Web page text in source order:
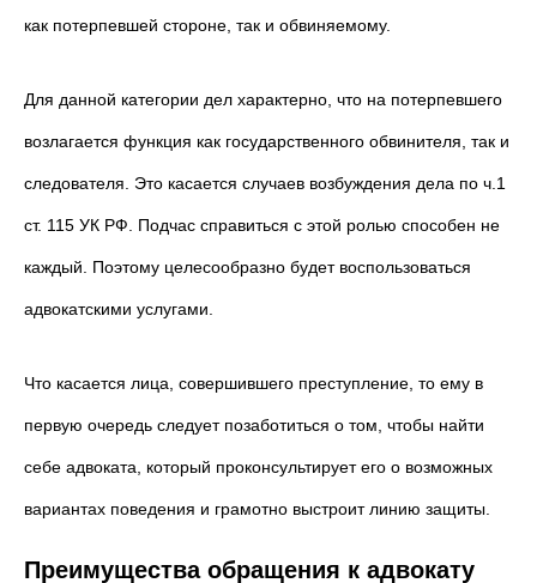
как потерпевшей стороне, так и обвиняемому.
Для данной категории дел характерно, что на потерпевшего
возлагается функция как государственного обвинителя, так и
следователя. Это касается случаев возбуждения дела по ч.1
ст. 115 УК РФ. Подчас справиться с этой ролью способен не
каждый. Поэтому целесообразно будет воспользоваться
адвокатскими услугами.
Что касается лица, совершившего преступление, то ему в
первую очередь следует позаботиться о том, чтобы найти
себе адвоката, который проконсультируетего о возможных
вариантах поведения и грамотно выстроит линию защиты.
Преимущества обращения к адвокату